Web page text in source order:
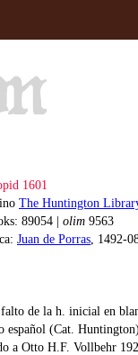
1601
The Huntington
89054 | olim 9563
Juan de Porras, 1492-
de la h. inicial en
español (Cat. Huntington)
a Otto H.F. Vollbehr